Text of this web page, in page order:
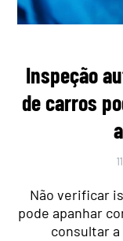
Inspeção
de carros
Não verificar
pode apanhar
consultar